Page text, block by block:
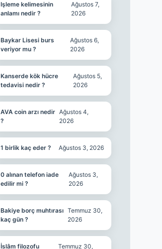
Işleme kelimesinin
anlamı nedir ?
Ağustos 7,
2026
Baykar Lisesi burs
veriyor mu ?
Ağustos 6,
2026
Kanserde kök hücre
tedavisi nedir ?
Ağustos 5,
2026
AVA coin arzı nedir
?
Ağustos 4,
2026
1 birlik kaç eder ? Ağustos 3, 2026
0 alınan telefon iade
edilir mi ?
Ağustos 3,
2026
Bakiye borç muhtırası
kaç gün ?
Temmuz 30,
2026
İslâm filozofu
Temmuz 30,